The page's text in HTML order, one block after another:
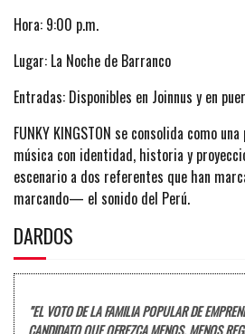
Hora: 9:00 p.m.
Lugar: La Noche de Barranco
Entradas: Disponibles en Joinnus y en
FUNKY KINGSTON se consolida como
música con identidad, historia y
escenario a dos referentes que han
marcando— el sonido del Perú.
DARDOS
"EL VOTO DE LA FAMILIA POPULAR DE
CANDIDATO QUE OFREZCA MENOS, MENOS